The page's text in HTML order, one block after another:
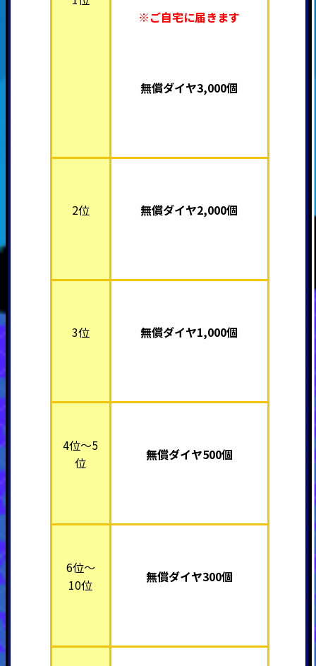
※ご自宅に届きます
無償ダイヤ3,000個
2位 無償ダイヤ2,000個
3位 無償ダイヤ1,000個
4位～5
位
無償ダイヤ500個
6位～
10位
無償ダイヤ300個